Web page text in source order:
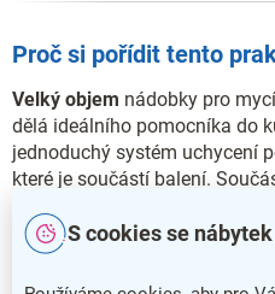
S cookies se
Proč si pořídit tento
Velký objem nádobky pro
dělá ideálního pomocníka do
jednoduchý systém uchycení
které je součástí balení.
Jako náplň nádobky můžete
sprchový gel. Oceníte také